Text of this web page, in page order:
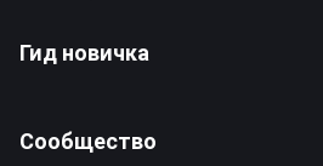
Гид новичка
Сообщество